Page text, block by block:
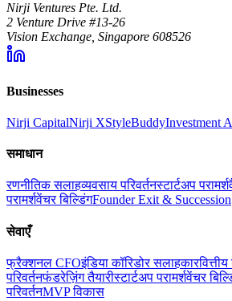
Nirji Ventures Pte. Ltd.
2 Venture Drive #13-26
Vision Exchange, Singapore 608526
Businesses
Nirji CapitalNirji XStyleBuddyInvestment
समाधान
रणनीतिक सलाहव्यवसाय परिवर्तनस्टार्टअप परामर्श
परामर्शवेंचर बिल्डिंगFounder Exit & Succession
सेवाएँ
फ्रैक्शनल CFOइंडिया कॉरिडोर सलाहकार
परिवर्तनफंडरेज़िंग तैयारीस्टार्टअप परामर्शवेंचर
परिवर्तनMVP विकास